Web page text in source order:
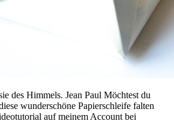
des Himmels. Jean Paul Möchtest du
wunderschöne Papierschleife falten
auf meinem Account bei